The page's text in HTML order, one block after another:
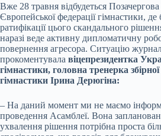
Вже 28 травня відбудеться
Європейської федерації гімнастики,
ратифікації цього скандального
наразі веде активну дипломатичну
повернення агресора. Ситуацію
прокоментувала віцепрезидентка
гімнастики, головна тренерка
гімнастики Ірина Дерюгіна:
– На даний момент ми не маємо
проведення Асамблеї. Вона
ухвалення рішення потрібна проста